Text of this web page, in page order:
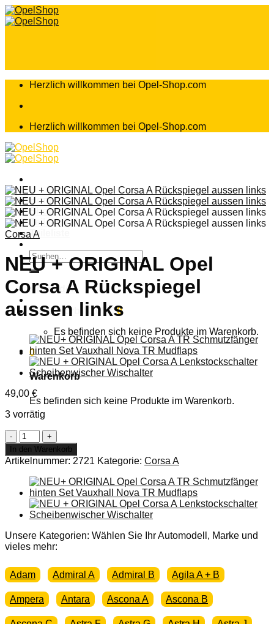
Zum
Inhalt
Herzlich willkommen bei Opel-Shop.com
Herzlich willkommen bei Opel-Shop.com
Home
Shop
Teileanfrage
Teileliste
Suchen
nach:
Anmelden
Warenkorb / 0,00€ 0
Es befinden sich keine Produkte im Warenkorb.
0
Warenkorb
Es befinden sich keine Produkte im Warenkorb.
Corsa A
NEU + ORIGINAL Opel
Corsa A Rückspiegel
aussen links
49,00 €
3 vorrätig
NEU
+
ORIGINAL
Opel
Corsa
A
Rückspiegel
aussen
links
Menge
In den Warenkorb
Artikelnummer: 2721 Kategorie: Corsa A
Unsere Kategorien: Wählen Sie Ihr Automodell, Marke und
vieles mehr:
Adam Admiral A Admiral B Agila A + B
Ampera Antara Ascona A Ascona B